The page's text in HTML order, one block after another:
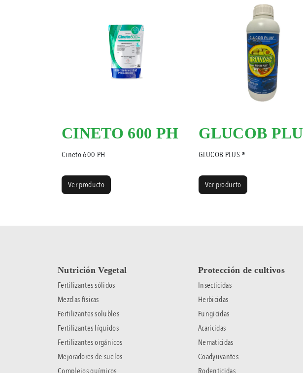
CINETO 600 PH
Cineto 600 PH
Ver producto
GLUCOB
GLUCOB PLUS ®
Ver producto
Nutrición Vegetal
Fertilizantes sólidos
Mezclas físicas
Fertilizantes solubles
Fertilizantes líquidos
Fertilizantes orgánicos
Mejoradores de suelos
Protección de cultivos
Insecticidas
Herbicidas
Fungicidas
Acaricidas
Nematicidas
Coadyuvantes